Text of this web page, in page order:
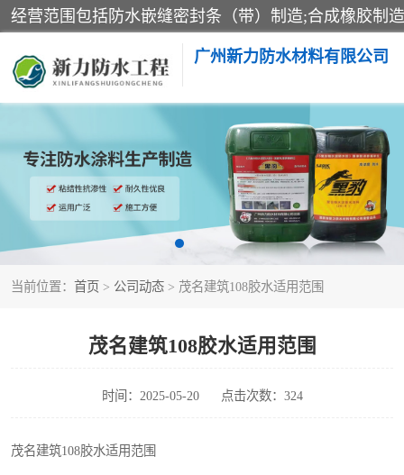
广州新力防水材料有限公司
当前位置： 首页 > 公司动态 > 茂名建筑108胶水适用范围
茂名建筑108胶水适用范围
时间：2025-05-20 点击次数：324
茂名建筑108胶水适用范围
黑豹防水胶
乳化沥青防水涂料
非固化橡胶防水涂料